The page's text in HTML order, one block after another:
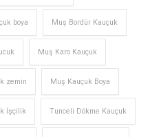
boya Muş Bordür Kauçuk
Muş Karo Kauçuk
zemin Muş Kauçuk Boya
İşçilik Tunceli Dökme Kauçuk